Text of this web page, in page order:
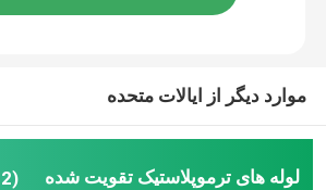
لوله کامپوزیت آرامید
موارد دیگر از ایالات متحده
لوله های ترموپلاستیک تقویت شده (42)